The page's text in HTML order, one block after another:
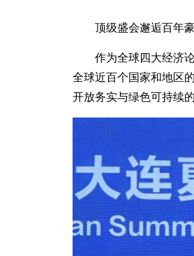
顶级盛会邂逅百年
作为全球四大经济
全球近百个国家和地区
开放务实与绿色可持续